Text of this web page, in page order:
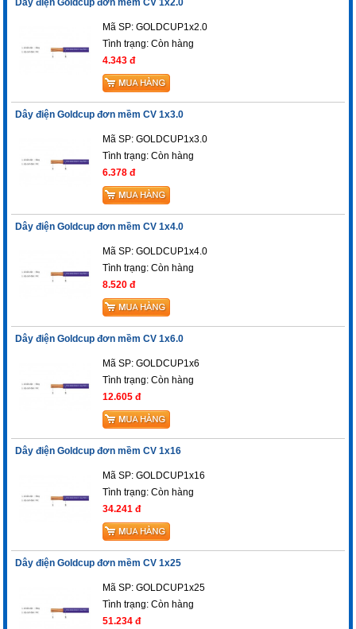
Mã SP: GOLDCUP1x2.0
Tình trạng:Còn hàng
4.343 đ
Dây điện Goldcup đơn mềm CV 1x3.0
Mã SP: GOLDCUP1x3.0
Tình trạng:Còn hàng
6.378 đ
Dây điện Goldcup đơn mềm CV 1x4.0
Mã SP: GOLDCUP1x4.0
Tình trạng:Còn hàng
8.520 đ
Dây điện Goldcup đơn mềm CV 1x6.0
Mã SP: GOLDCUP1x6
Tình trạng:Còn hàng
12.605 đ
Dây điện Goldcup đơn mềm CV 1x16
Mã SP: GOLDCUP1x16
Tình trạng:Còn hàng
34.241 đ
Dây điện Goldcup đơn mềm CV 1x25
Mã SP: GOLDCUP1x25
Tình trạng:Còn hàng
51.234 đ